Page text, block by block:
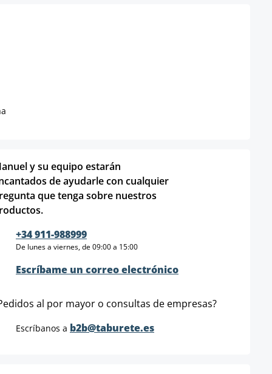
y su equipo estarán
de ayudarle con cualquier
que tenga sobre nuestros
+34 911-988999
De lunes a viernes, de 09:00 a 15:00
Escríbame un correo electrónico
al por mayor o consultas de empresas?
Escríbanos a b2b@taburete.es